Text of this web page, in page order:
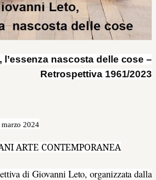
l’essenza nascosta delle cose –
Retrospettiva 1961/2023
2024
ARTE CONTEMPORANEA
di Giovanni Leto, organizzata dalla